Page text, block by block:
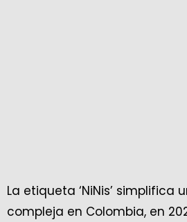
La etiqueta ‘NiNis’ simplifica
compleja en Colombia, en